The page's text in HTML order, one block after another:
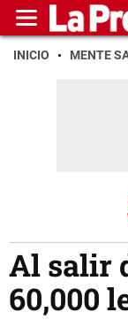
INICIO MENTE
Al salir
60,000